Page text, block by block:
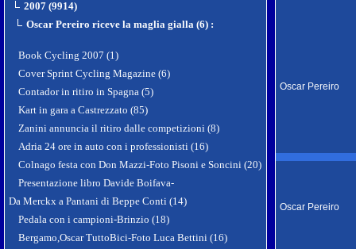
2007 (9914)
Oscar Pereiro riceve la maglia gialla (6) :
Book Cycling 2007 (1)
Cover Sprint Cycling Magazine (6)
Contador in ritiro in Spagna (5)
Kart in gara a Castrezzato (85)
Zanini annuncia il ritiro dalle competizioni (8)
Adria 24 ore in auto con i professionisti (16)
Colnago festa con Don Mazzi-Foto Pisoni e Soncini (20)
Presentazione libro Davide Boifava-
Da Merckx a Pantani di Beppe Conti (14)
Pedala con i campioni-Brinzio (18)
Bergamo,Oscar TuttoBici-Foto Luca Bettini (16)
Oscar Pereiro
Oscar Pereiro